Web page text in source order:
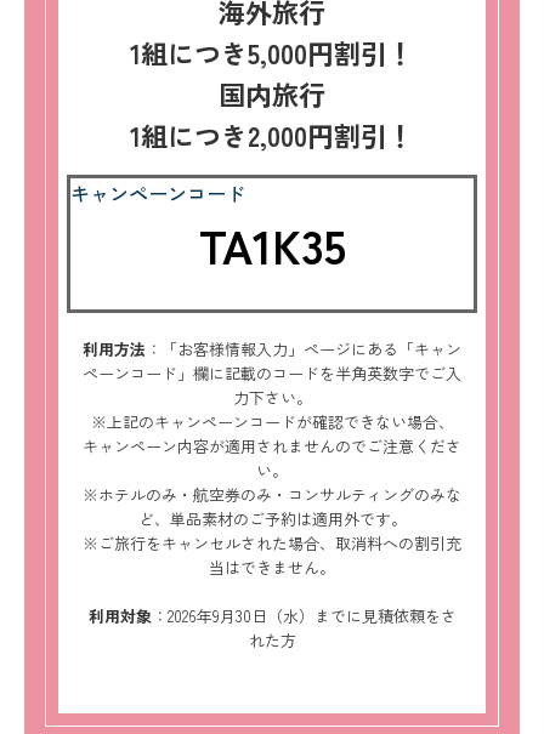
海外旅行
1組につき5,000円割引！
国内旅行
1組につき2,000円割引！
キャンペーンコード
TA1K35
利用方法 ：「お客様情報入力」ページにある「キャン
ペーンコード」欄に記載のコードを半角英数字でご入
力下さい。
※上記のキャンペーンコードが確認できない場合、
キャンペーン内容が適用されませんのでご注意くださ
い。
※ホテルのみ・航空券のみ・コンサルティングのみな
ど、単品素材のご予約は適用外です。
※ご旅行をキャンセルされた場合、取消料への割引充
当はできません。
利用対象 ：2026年9月30日（水）までに見積依頼をさ
れた方